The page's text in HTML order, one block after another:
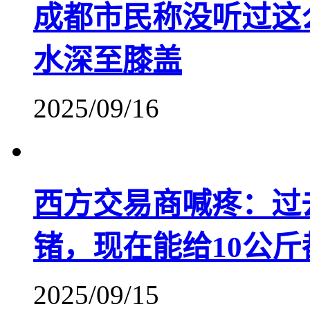
成都市民称没听过
水深至膝盖
2025/09/16
西方交易商喊疼：
锗，现在能给10公
2025/09/15